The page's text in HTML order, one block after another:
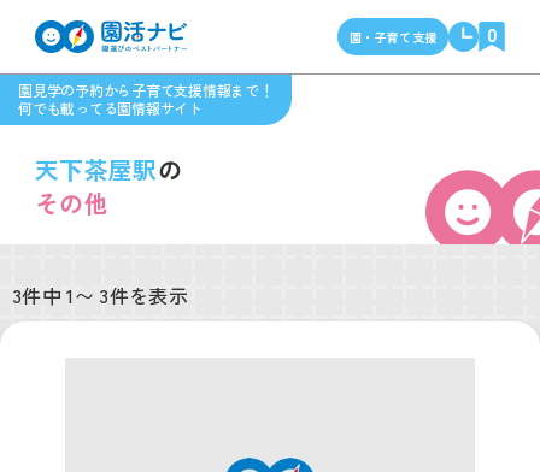
園見学の予約から子育て支援情報まで！
何でも載ってる園情報サイト
園・子育て支援 0
天下茶屋駅の
その他
3件中 1〜 3件を表示